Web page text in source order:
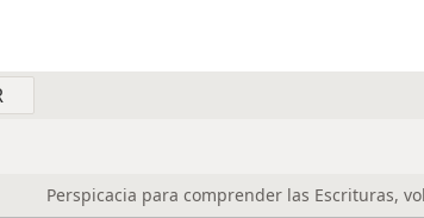
Perspicacia para comprender las Escrituras,